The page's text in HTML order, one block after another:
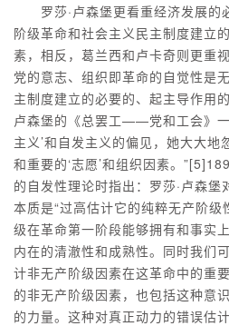
罗莎·卢森堡更看重经济发展的
阶级革命和社会主义民主制度建立
素，相反，葛兰西和卢卡奇则更重
党的意志、组织即革命的自觉性是
主制度建立的必要的、起主导作用
卢森堡的《总罢工——党和工会》
主义’和自发主义的偏见，她大大地
和重要的‘志愿’和组织因素。
的自发性理论时指出：罗莎·卢森
本质是“过高估计它的纯粹无产阶
级在革命第一阶段能够拥有和事实
内在的清澈性和成熟性。同时我们
计非无产阶级因素在这革命中的重
的非无产阶级因素，也包括这种意
的力量。这种对真正动力的错误估